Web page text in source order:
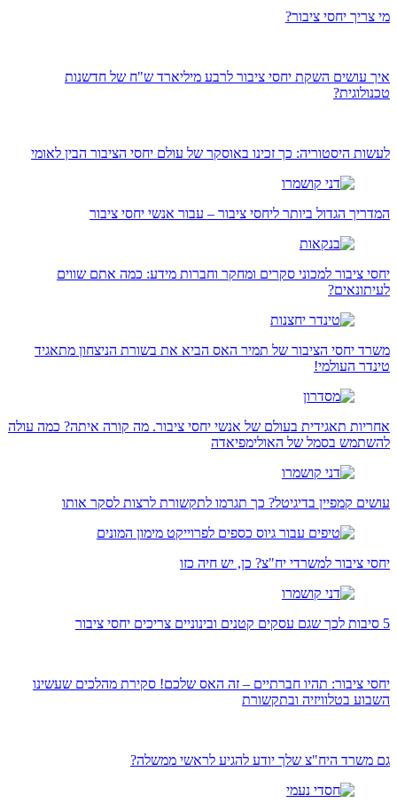
מי צריך יחסי ציבור?
איך עושים השקת יחסי ציבור לרבע מיליארד ש"ח של חדשנות
טכנולוגית?
לעשות היסטוריה: כך זכינו באוסקר של עולם יחסי הציבור הבין לאומי
המדריך הגדול ביותר ליחסי ציבור – עבור אנשי יחסי ציבור
יחסי ציבור למכוני סקרים ומחקר וחברות מידע: כמה אתם שווים
לעיתונאים?
משרד יחסי הציבור של תמיר האס הביא את בשורת הניצחון מתאגיד
טינדר העולמי!
אחריות תאגידית בעולם של אנשי יחסי ציבור. מה קורה איתה? כמה עולה
להשתמש בסמל של האולימפיאדה
עושים קמפיין בדיגיטל? כך תגרמו לתקשורת לרצות לסקר אותו
יחסי ציבור למשרדי יח"צ? כן, יש חיה כזו
5 סיבות לכך שגם עסקים קטנים ובינוניים צריכים יחסי ציבור
יחסי ציבור: תהיו חברתיים – זה האס שלכם! סקירת מהלכים שעשינו
השבוע בטלוויזיה ובתקשורת
גם משרד היח"צ שלך יודע להגיע לראשי ממשלה?